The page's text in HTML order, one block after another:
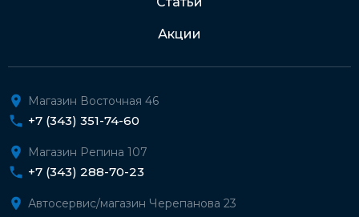
Акции
Магазин Восточная 46
+7 (343) 351-74-60
Магазин Репина 107
+7 (343) 288-70-23
Автосервис/магазин Черепанова 23